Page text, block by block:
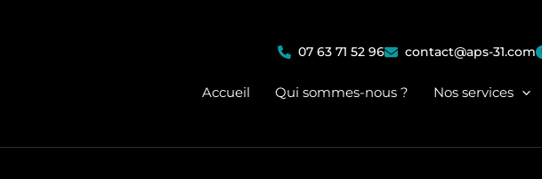
Accueil Qui sommes-nous ? Nos services
07 63 71 52 96 contact@aps-31.com